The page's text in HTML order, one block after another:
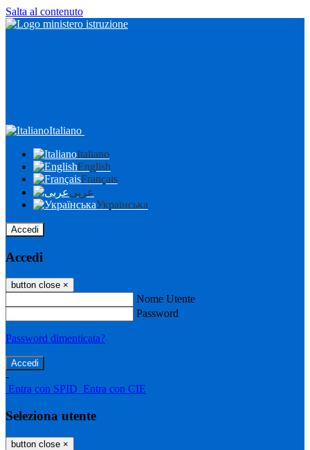
Salta al contenuto
Italiano
Italiano
English
Français
عربى
Українська
Accedi
Accedi
button close ×
Nome Utente
Password
Password dimenticata?
-
Entra con SPID Entra con CIE
Seleziona utente
button close ×